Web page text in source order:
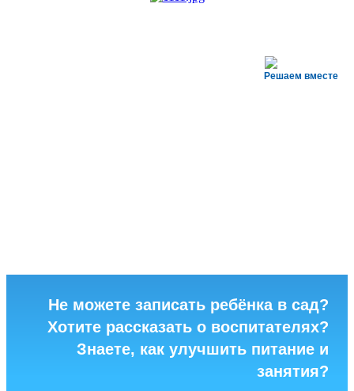
Решаем вместе
Не можете записать ребёнка в сад?
Хотите рассказать о воспитателях?
Знаете, как улучшить питание и
занятия?